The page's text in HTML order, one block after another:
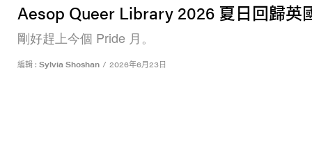
Aesop Queer Library 2026 夏日回歸英
剛好趕上今個 Pride 月。
編輯 : Sylvia Shoshan / 2026年6月23日